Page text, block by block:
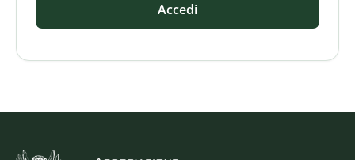
Accedi